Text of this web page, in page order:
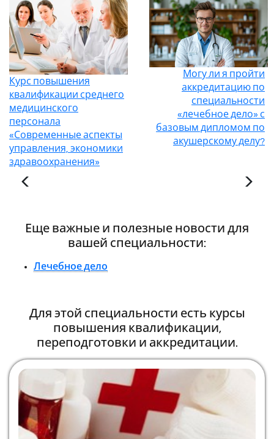
Курс повышения
квалификации среднего
медицинского
персонала
«Современные аспекты
управления, экономики
здравоохранения»
Могу ли я пройти
аккредитацию по
специальности
«лечебное дело» с
базовым дипломом по
акушерскому делу?
Еще важные и полезные новости для
вашей специальности:
Лечебное дело
Для этой специальности есть курсы
повышения квалификации,
переподготовки и аккредитации.